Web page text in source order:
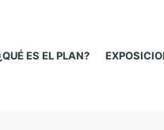
ES EL PLAN?